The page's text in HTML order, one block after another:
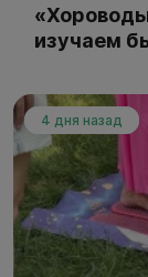
изучаем
4 дня назад